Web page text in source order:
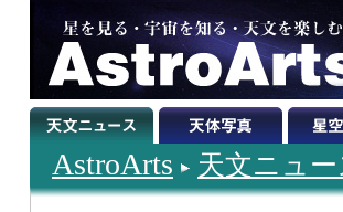
AstroArts 天文ニュー